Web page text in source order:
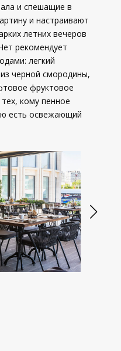
и спешащие в
и настраивают
летних вечеров
рекомендует
легкий
черной смородины,
фруктовое
кому пенное
есть освежающий